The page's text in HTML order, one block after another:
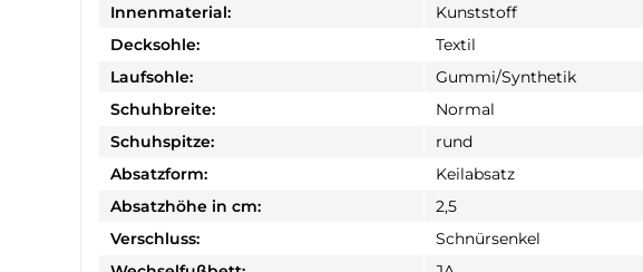
Innenmaterial:
Kunststoff
Decksohle:
Textil
Laufsohle:
Gummi/Synthetik
Schuhbreite:
Normal
Schuhspitze:
rund
Absatzform:
Keilabsatz
Absatzhöhe in cm:
2,5
Verschluss:
Schnürsenkel